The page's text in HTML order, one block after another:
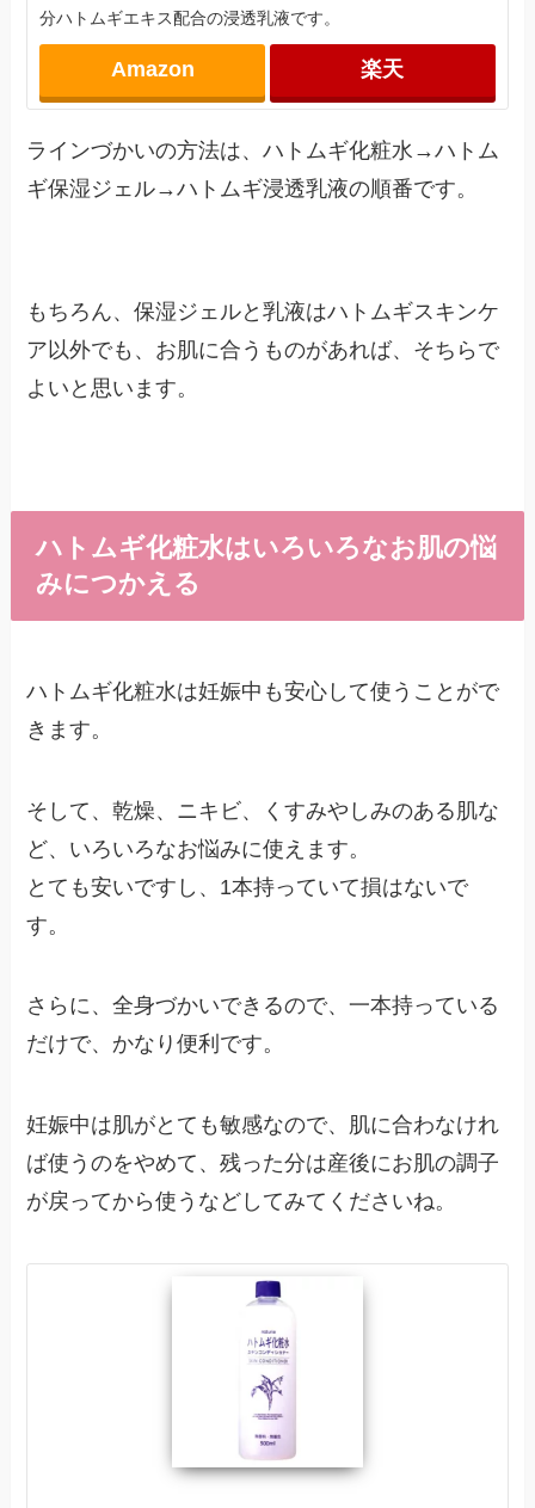
分ハトムギエキス配合の浸透乳液です。
Amazon 楽天
ラインづかいの方法は、ハトムギ化粧水→ハトム
ギ保湿ジェル→ハトムギ浸透乳液の順番です。
もちろん、保湿ジェルと乳液はハトムギスキンケ
ア以外でも、お肌に合うものがあれば、そちらで
よいと思います。
ハトムギ化粧水はいろいろなお肌の悩
みにつかえる
ハトムギ化粧水は妊娠中も安心して使うことがで
きます。
そして、乾燥、ニキビ、くすみやしみのある肌な
ど、いろいろなお悩みに使えます。
とても安いですし、1本持っていて損はないで
す。
さらに、全身づかいできるので、一本持っている
だけで、かなり便利です。
妊娠中は肌がとても敏感なので、肌に合わなけれ
ば使うのをやめて、残った分は産後にお肌の調子
が戻ってから使うなどしてみてくださいね。